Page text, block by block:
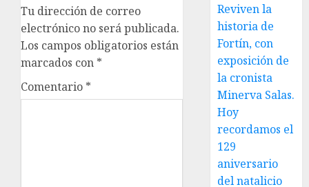
Tu dirección de correo
electrónico no será publicada.
Los campos obligatorios están
marcados con *
Comentario *
Reviven la
historia de
Fortín, con
exposición de
la cronista
Minerva Salas.
Hoy
recordamos el
129
aniversario
del natalicio